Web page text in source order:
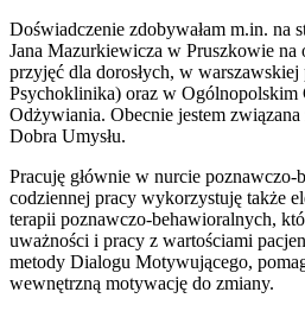
Doświadczenie zdobywałam m.in. na
Jana Mazurkiewicza w Pruszkowie na
przyjęć dla dorosłych, w
Psychoklinika) oraz w Ogólnopolskim
Odżywiania. Obecnie jestem
Dobra Umysłu.
Pracuję głównie w nurcie
codziennej pracy wykorzystuję także
terapii poznawczo-behawioralnych,
uważności i pracy z wartościami
metody Dialogu Motywującego,
wewnętrzną motywację do zmiany.